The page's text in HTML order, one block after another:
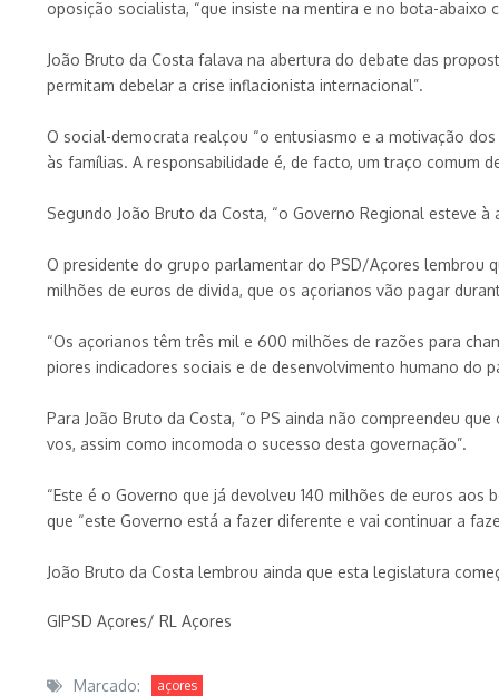
oposição socialista, “que insiste na mentira e no bota-abaixo
João Bruto da Costa falava na abertura do debate das
permitam debelar a crise inflacionista internacional”.
O social-democrata realçou “o entusiasmo e a motivação
às famílias. A responsabilidade é, de facto, um traço comum
Segundo João Bruto da Costa, “o Governo Regional esteve
O presidente do grupo parlamentar do PSD/Açores lembrou
milhões de euros de divida, que os açorianos vão pagar
“Os açorianos têm três mil e 600 milhões de razões para
piores indicadores sociais e de desenvolvimento humano do
Para João Bruto da Costa, “o PS ainda não compreendeu
vos, assim como incomoda o sucesso desta governação”.
“Este é o Governo que já devolveu 140 milhões de euros
que “este Governo está a fazer diferente e vai continuar a
João Bruto da Costa lembrou ainda que esta legislatura
GIPSD Açores/ RL Açores
Marcado: açores